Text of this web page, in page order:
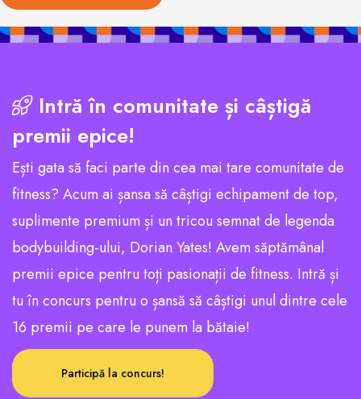
Intră în comunitate și câștigă
premii epice!
Ești gata să faci parte din cea mai tare comunitate de
fitness? Acum ai șansa să câștigi echipament de top,
suplimente premium și un tricou semnat de legenda
bodybuilding-ului, Dorian Yates! Avem săptămânal
premii epice pentru toți pasionații de fitness. Intră și
tu în concurs pentru o șansă să câștigi unul dintre cele
16 premii pe care le punem la bătaie!
Participă la concurs!